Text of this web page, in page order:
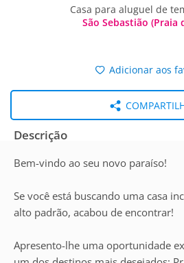
Casa para aluguel de
São Sebastião (Praia
Adicionar aos
Descrição
Bem-vindo ao seu novo paraíso!
Se você está buscando uma casa
alto padrão, acabou de encontrar!
Apresento-lhe uma oportunidade